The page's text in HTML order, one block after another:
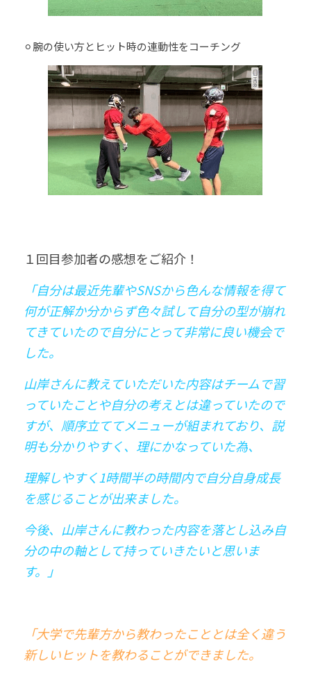
⚪︎腕の使い方とヒット時の連動性をコーチング
１回目参加者の感想をご紹介！
「自分は最近先輩やSNSから色んな情報を得て
何が正解か分からず色々試して自分の型が崩れ
てきていたので自分にとって非常に良い機会で
した。
山岸さんに教えていただいた内容はチームで習
っていたことや自分の考えとは違っていたので
すが、順序立ててメニューが組まれており、説
明も分かりやすく、理にかなっていた為、
理解しやすく1時間半の時間内で自分自身成長
を感じることが出来ました。
今後、山岸さんに教わった内容を落とし込み自
分の中の軸として持っていきたいと思いま
す。」
「大学で先輩方から教わったこととは全く違う
新しいヒットを教わることができました。